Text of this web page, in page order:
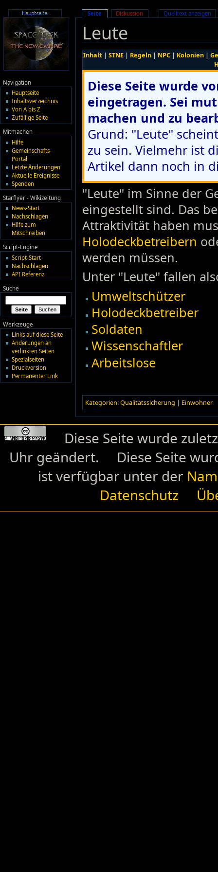
Leute
Inhalt | STNE| Regeln| NPC| Kolonien|
Diese Seite wurde
eingetragen. Sei
machen und zu
Grund: "Leute"
zu sein. Vielmehr ist
Artikel dann noch in
"Leute" im Sinne der
eingestellt sind. Das
Attraktivität haben
Holodeckbetreibern
werden müssen.
Unter "Leute" fallen
Umweltschützer
Holodeckbetreiber
Soldaten
Wissenschaftler
Arbeitslose
Kategorien:Qualitätssicherung | Einwohner
Seite Diskussion Quelltext anzeigen
Navigation
Hauptseite
Inhaltsverzeichnis
Von A bis Z
Zufällige Seite
Mitmachen
Hilfe
Gemeinschafts-
Portal
Letzte Änderungen
Aktuelle Ereignisse
Spenden
Starflyer - Wikizeitung
News-Start
Nachschlagen
Hilfe zum
Mitschreiben
Script-Engine
Script-Start
Nachschlagen
API Referenz
Suche
Werkzeuge
Links auf diese Seite
Änderungen an
verlinkten Seiten
Spezialseiten
Druckversion
Permanenter Link
Diese Seite wurde
Uhr geändert.
Diese Seite
ist verfügbar unter der
Datenschutz